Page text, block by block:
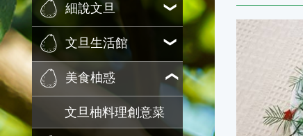
細說文旦
文旦生活館
美食柚惑
文旦柚料理創意菜
鄉間小路